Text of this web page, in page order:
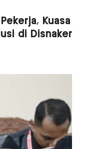
Kuasa
di Disnaker